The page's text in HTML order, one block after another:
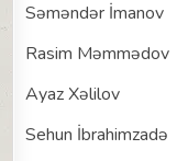
Səməndər İmanov
Rasim Məmmədov
Ayaz Xəlilov
Sehun İbrahimzadə